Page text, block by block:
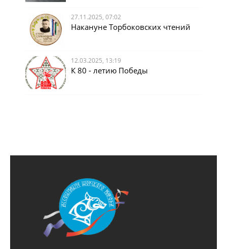
27.11.2025, 07:02
Накануне Торбоковских чтений
12.03.2025, 13:19
К 80 - летию Победы